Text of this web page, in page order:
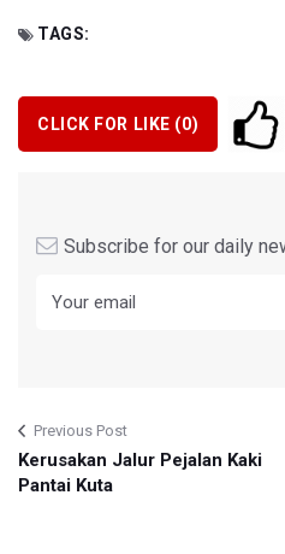
TAGS:
CLICK FOR LIKE (0)
Subscribe for our daily
Previous Post
Kerusakan Jalur Pejalan Kaki
Pantai Kuta